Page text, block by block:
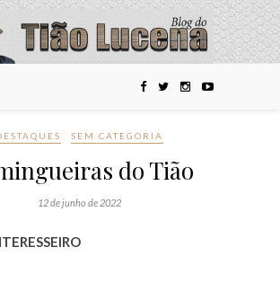
SEM CATEGORIA
do Tião
12 de junho de 2022